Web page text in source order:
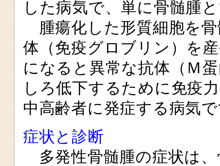
した病気で、単に骨髄腫
腫瘍化した形質細胞を
体（免疫グロブリン）を
になると異常な抗体（Ｍ
しろ低下するために免疫
中高齢者に発症する病気
症状と診断
多発性骨髄腫の症状は